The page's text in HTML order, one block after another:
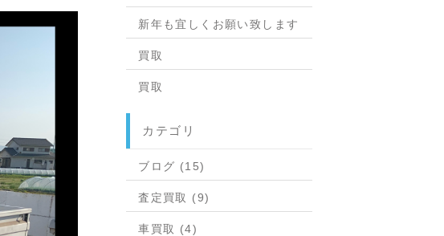
新年も宜しくお願い致します
買取
買取
カテゴリ
ブログ (15)
査定買取 (9)
車買取 (4)